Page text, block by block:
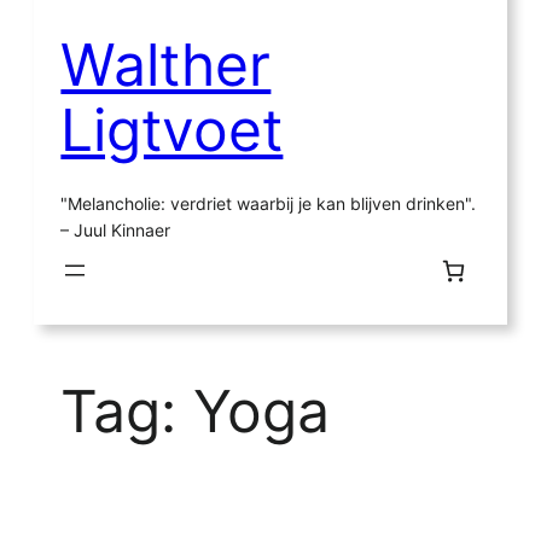
Walther
Ligtvoet
"Melancholie: verdriet waarbij je kan blijven drinken".
– Juul Kinnaer
Tag: Yoga